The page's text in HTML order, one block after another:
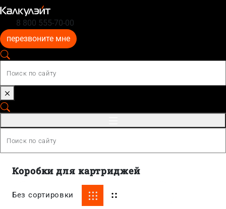
8 800 555-70-00
перезвоните мне
Коробки для картриджей
Без сортировки